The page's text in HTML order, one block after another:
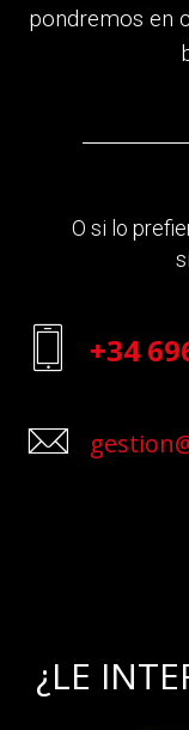
pondremos en
O si lo
+34
¿LE